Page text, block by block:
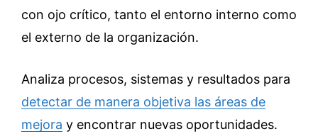
con ojo crítico, tanto el entorno interno como
el externo de la organización.
Analiza procesos, sistemas y resultados para
detectar de manera objetiva las áreas de
mejora y encontrar nuevas oportunidades.